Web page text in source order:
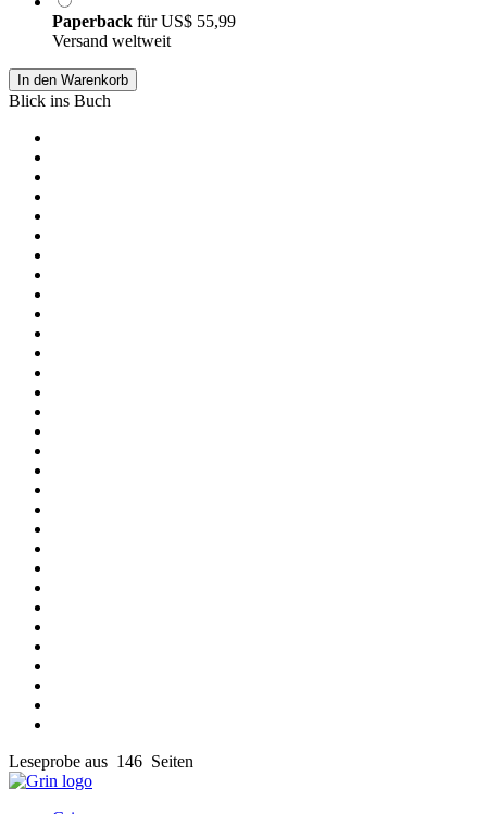
Paperback fürUS$ 55,99
Versand weltweit
In den Warenkorb
Blick ins Buch
Leseprobe aus 146 Seiten